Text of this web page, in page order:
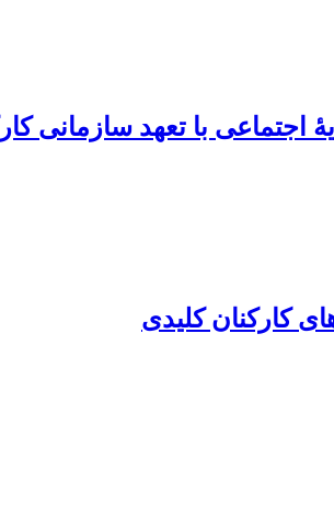
اجتماعی با تعهد سازمانی
کارکنان کلیدی